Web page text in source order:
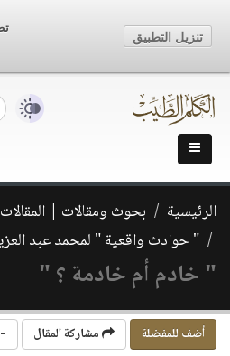
الرئيسية بحوث ومقالات | المقالات
" حوادث واقعية " لمحمد عبد
" خادم أم خادمة ؟ "
أضف للمفضلة مشاركة المقال -
تنزيل التطبيق